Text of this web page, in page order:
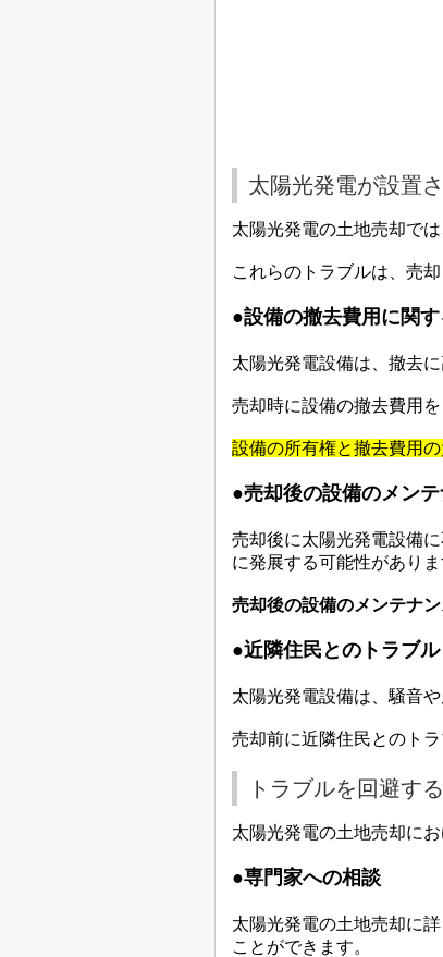
太陽光発電が設置
太陽光発電の土地売却で
これらのトラブルは、売
●設備の撤去費用に関
太陽光発電設備は、撤去
売却時に設備の撤去費用
設備の所有権と撤去費用
●売却後の設備のメン
売却後に太陽光発電設備
に発展する可能性がありま
売却後の設備のメンテナ
●近隣住民とのトラブル
太陽光発電設備は、騒音
売却前に近隣住民とのト
トラブルを回避す
太陽光発電の土地売却に
●専門家への相談
太陽光発電の土地売却に
ことができます。